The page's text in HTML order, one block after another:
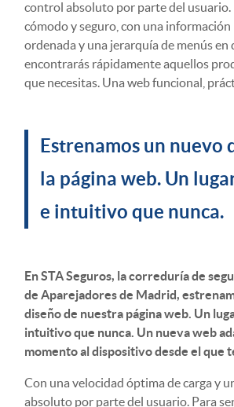
control absoluto por parte del
cómodo y seguro, con una
ordenada y una jerarquía de menús en
encontrarás rápidamente aquellos
que necesitas. Una web funcional,
Estrenamos un nuevo
la página web. Un
e intuitivo que nunca.
En STA Seguros, la correduría de
de Aparejadores de Madrid,
diseño de nuestra página web. Un
intuitivo que nunca. Un nueva web
momento al dispositivo desde el que
Con una velocidad óptima de carga y
absoluto por parte del usuario. Para